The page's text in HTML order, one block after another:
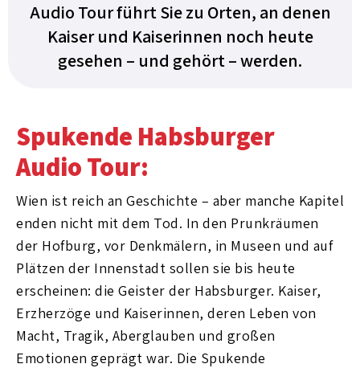
Audio Tour führt Sie zu Orten, an denen
Kaiser und Kaiserinnen noch heute
gesehen – und gehört – werden.
Spukende Habsburger
Audio Tour:
Wien ist reich an Geschichte – aber manche Kapitel
enden nicht mit dem Tod. In den Prunkräumen
der Hofburg, vor Denkmälern, in Museen und auf
Plätzen der Innenstadt sollen sie bis heute
erscheinen: die Geister der Habsburger. Kaiser,
Erzherzöge und Kaiserinnen, deren Leben von
Macht, Tragik, Aberglauben und großen
Emotionen geprägt war. Die Spukende